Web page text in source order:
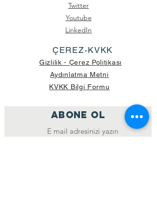
Twitter
Youtube
LinkedIn
ÇEREZ-KVKK
Gizlilik - Çerez Politikası
Aydınlatma Metni
KVKK Bilgi Formu
ABONE OL